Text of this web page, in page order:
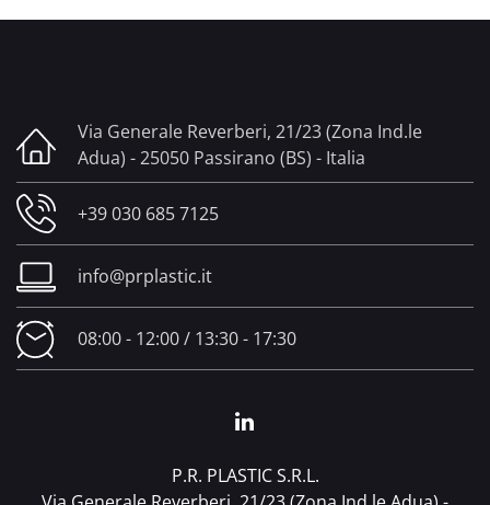
Via Generale Reverberi, 21/23 (Zona Ind.le
Adua) - 25050 Passirano (BS) - Italia
+39 030 685 7125
info@prplastic.it
08:00 - 12:00 / 13:30 - 17:30
P.R. PLASTIC S.R.L.